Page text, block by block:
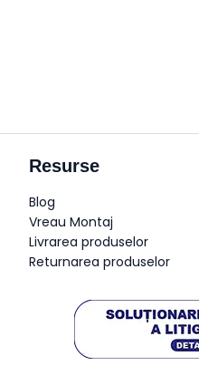
Resurse
Blog
Vreau Montaj
Livrarea produselor
Returnarea produselor